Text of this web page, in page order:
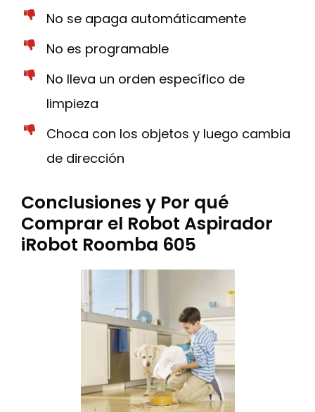
No se apaga automáticamente
No es programable
No lleva un orden específico de
limpieza
Choca con los objetos y luego cambia
de dirección
Conclusiones y Por qué
Comprar el Robot Aspirador
iRobot Roomba 605